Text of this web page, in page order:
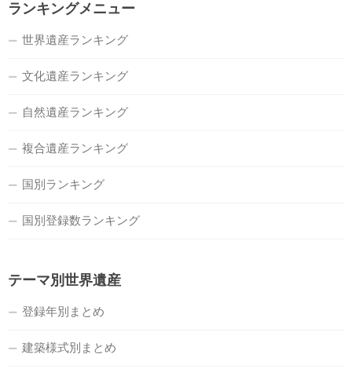
ランキングメニュー
世界遺産ランキング
文化遺産ランキング
自然遺産ランキング
複合遺産ランキング
国別ランキング
国別登録数ランキング
テーマ別世界遺産
登録年別まとめ
建築様式別まとめ